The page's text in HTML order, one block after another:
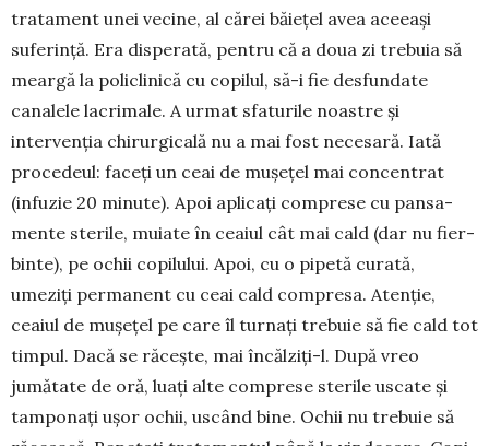
tratament unei vecine, al cărei băiețel avea aceeași
suferință. Era dis­perată, pentru că a doua zi trebuia să
meargă la poli­clinică cu copilul, să-i fie des­fundate
canalele lacrimale. A urmat sfaturile noas­tre și
intervenția chirurgicală nu a mai fost necesară. Iată
proce­deul: faceți un ceai de mu­șețel mai concentrat
(infuzie 20 mi­nute). Apoi apli­cați comprese cu pansa­
mente sterile, muiate în ceaiul cât mai cald (dar nu fier­
binte), pe ochii copilului. Apoi, cu o pi­petă cura­tă,
umeziți perma­nent cu ceai cald com­presa. Aten­ție,
ceaiul de mușețel pe care îl turnați trebuie să fie cald tot
tim­pul. Dacă se răcește, mai în­căl­ziți-l. După vreo
jumătate de oră, luați alte comprese sterile uscate și
tamponați ușor ochii, uscând bine. Ochii nu trebuie să